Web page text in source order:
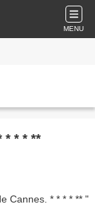
MENU
* * * **